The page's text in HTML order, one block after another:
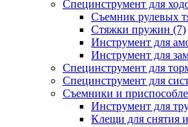
Специнструмент для
Съемник рулевых
Стяжки пружин (7)
Инструмент для
Инструмент для
Специнструмент для
Специнструмент для
Съемники и
Инструмент для
Клещи для снятия